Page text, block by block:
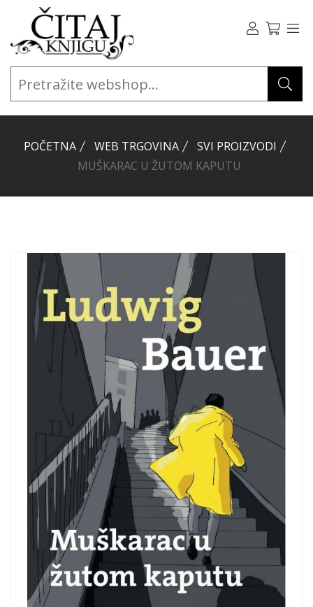
POČETNA WEB TRGOVINA
SVI PROIZVODI
MUŠKARAC U ŽUTOM KAPUTU